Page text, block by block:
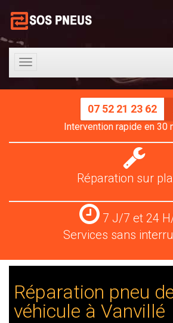
Toggle
navigation
07 52 21 23 62
Intervention rapide en 30
Réparation sur
24
H/24
7 J/7 et 24
Services sans
Réparation pneu
véhicule à Vanvillé